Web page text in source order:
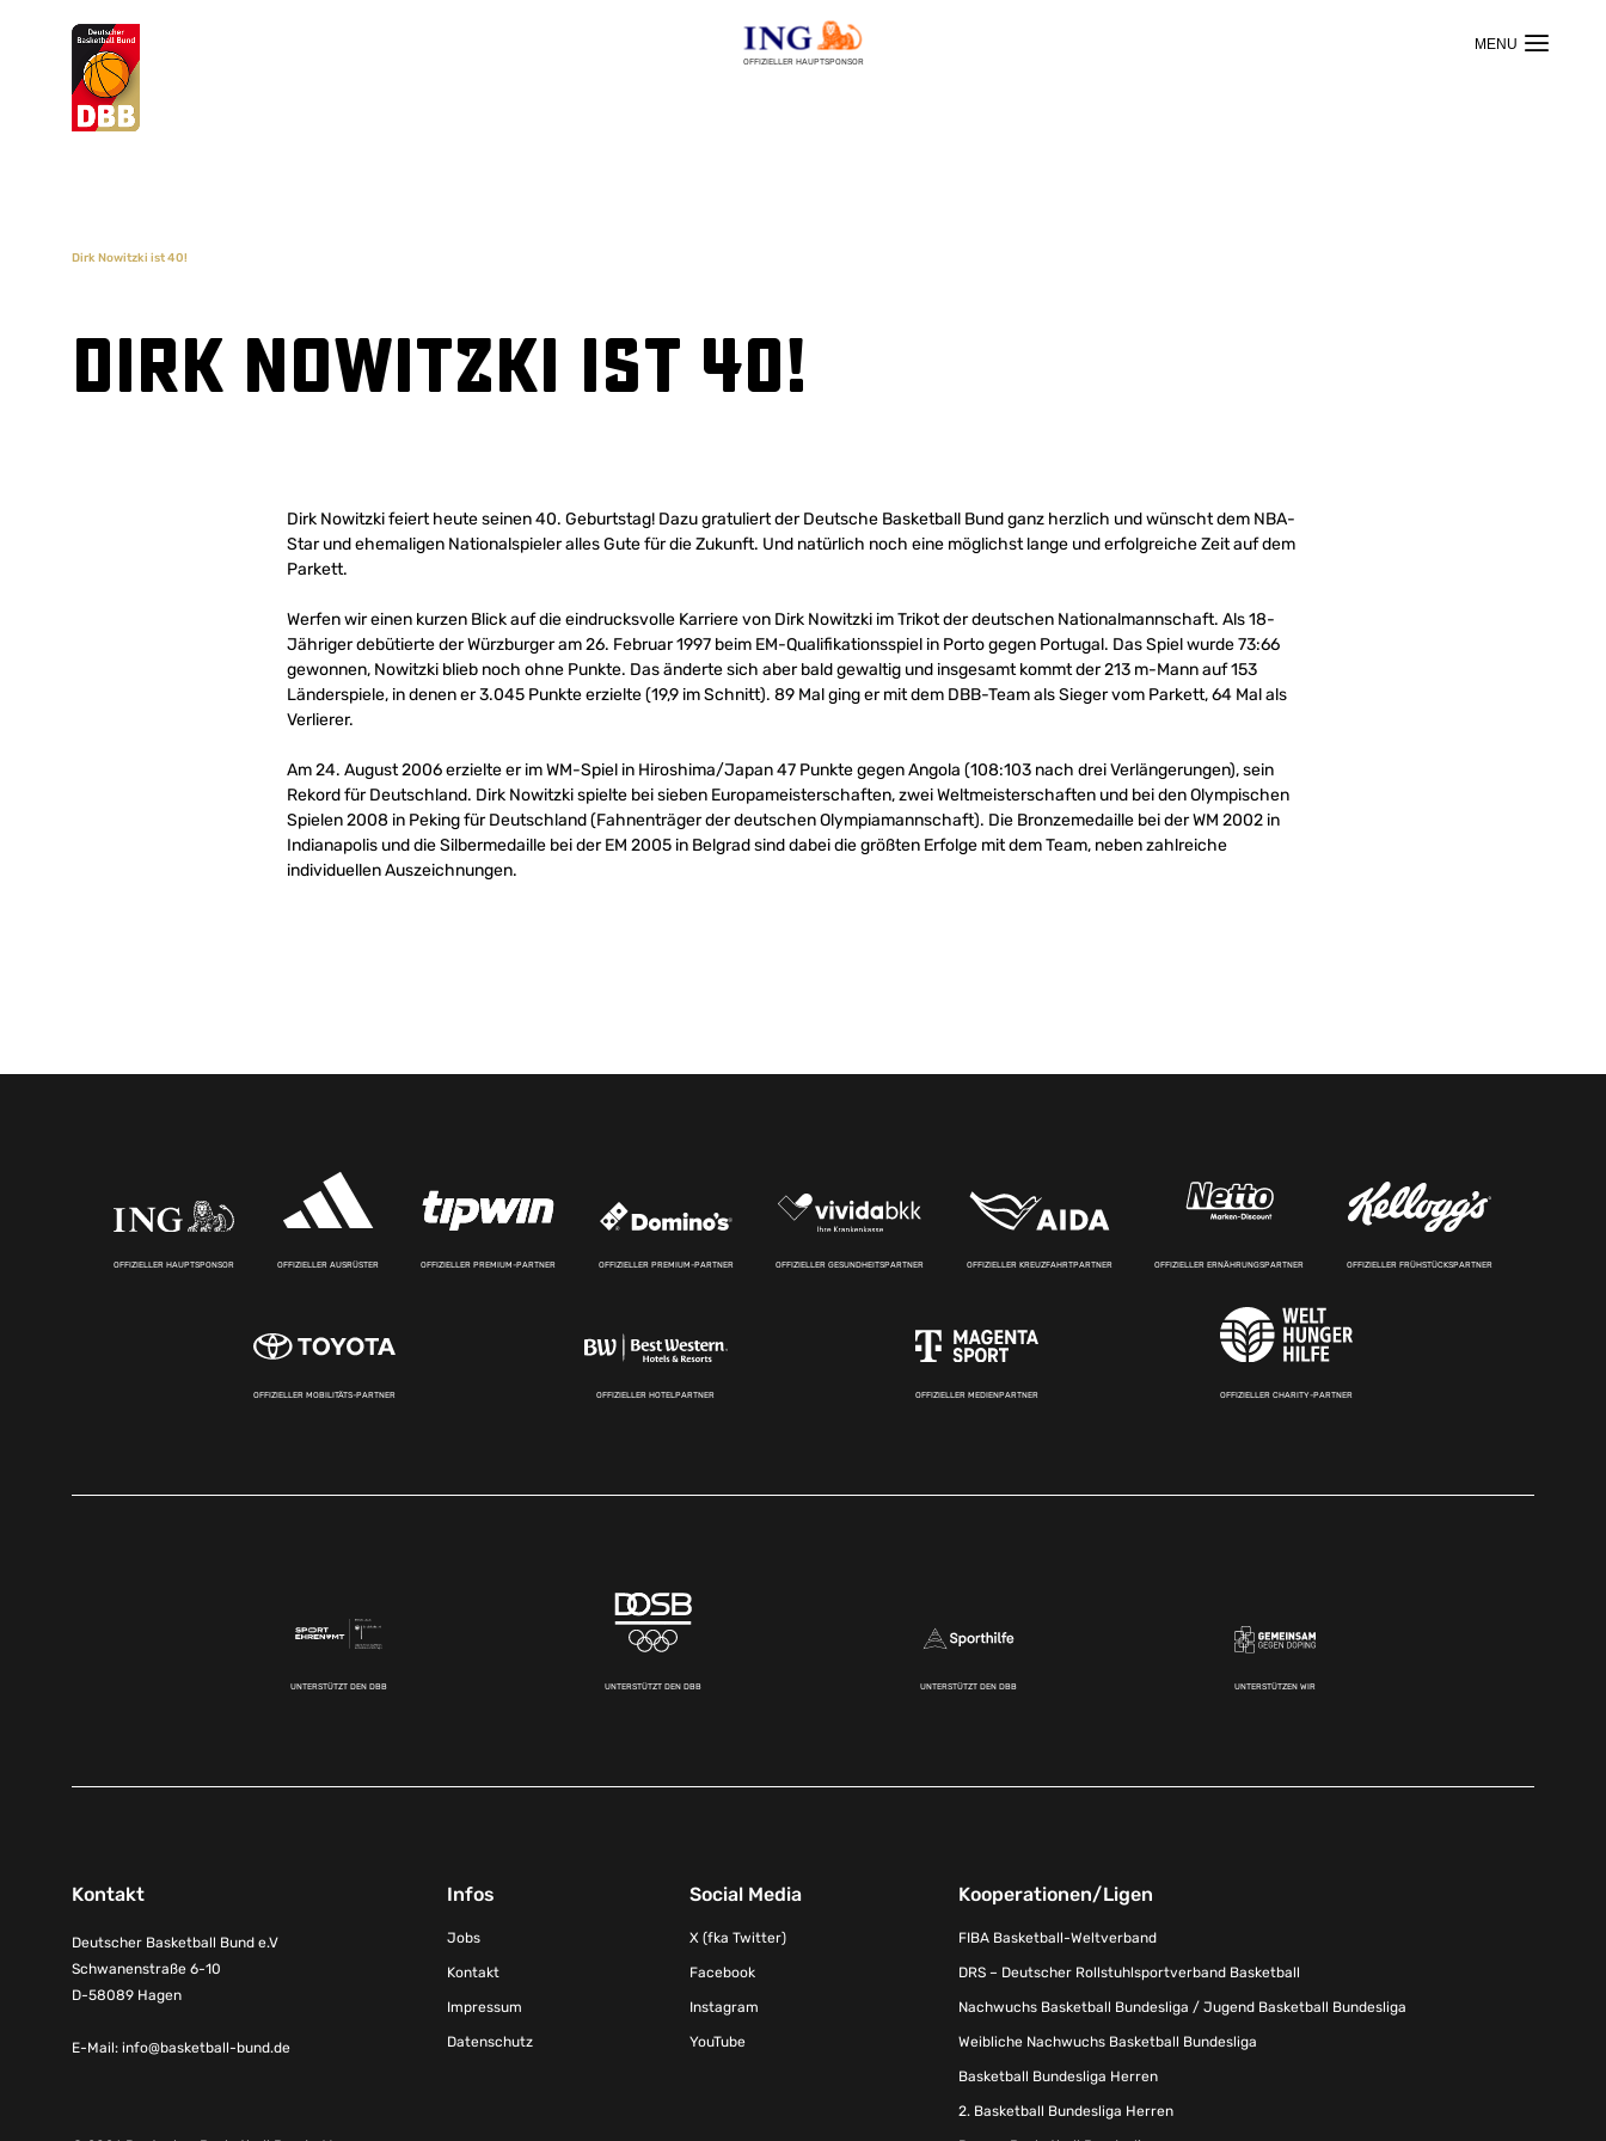
OFFIZIELLER HAUPTSPONSOR
Suchvorschläge
Dirk Nowitzki ist 40!
Dirk Nowitzki ist 40!
Dirk Nowitzki feiert heute seinen 40. Geburtstag! Dazu gratuliert der Deutsche Basketball Bund ganz herzlich und wünscht dem NBA-
Star und ehemaligen Nationalspieler alles Gute für die Zukunft. Und natürlich noch eine möglichst lange und erfolgreiche Zeit auf dem
Parkett.
Werfen wir einen kurzen Blick auf die eindrucksvolle Karriere von Dirk Nowitzki im Trikot der deutschen Nationalmannschaft. Als 18-
Jähriger debütierte der Würzburger am 26. Februar 1997 beim EM-Qualifikationsspiel in Porto gegen Portugal. Das Spiel wurde 73:66
gewonnen, Nowitzki blieb noch ohne Punkte. Das änderte sich aber bald gewaltig und insgesamt kommt der 213 m-Mann auf 153
Länderspiele, in denen er 3.045 Punkte erzielte (19,9 im Schnitt). 89 Mal ging er mit dem DBB-Team als Sieger vom Parkett, 64 Mal als
Verlierer.
Am 24. August 2006 erzielte er im WM-Spiel in Hiroshima/Japan 47 Punkte gegen Angola (108:103 nach drei Verlängerungen), sein
Rekord für Deutschland. Dirk Nowitzki spielte bei sieben Europameisterschaften, zwei Weltmeisterschaften und bei den Olympischen
Spielen 2008 in Peking für Deutschland (Fahnenträger der deutschen Olympiamannschaft). Die Bronzemedaille bei der WM 2002 in
Indianapolis und die Silbermedaille bei der EM 2005 in Belgrad sind dabei die größten Erfolge mit dem Team, neben zahlreiche
individuellen Auszeichnungen.
OFFIZIELLER HAUPTSPONSOR OFFIZIELLER AUSRÜSTER OFFIZIELLER PREMIUM-PARTNER OFFIZIELLER PREMIUM-PARTNER OFFIZIELLER GESUNDHEITSPARTNER OFFIZIELLER KREUZFAHRTPARTNER OFFIZIELLER ERNÄHRUNGSPARTNER OFFIZIELLER FRÜHSTÜCKSPARTNER
OFFIZIELLER MOBILITÄTS-PARTNER OFFIZIELLER HOTELPARTNER OFFIZIELLER MEDIENPARTNER OFFIZIELLER CHARITY-PARTNER
UNTERSTÜTZT DEN DBB UNTERSTÜTZT DEN DBB UNTERSTÜTZT DEN DBB UNTERSTÜTZEN WIR
Kontakt
Deutscher Basketball Bund e.V
Schwanenstraße 6-10
D-58089 Hagen
E-Mail: info@basketball-bund.de
Infos
Jobs
Kontakt
Impressum
Datenschutz
Social Media
X (fka Twitter)
Facebook
Instagram
YouTube
Kooperationen/Ligen
FIBA Basketball-Weltverband
DRS – Deutscher Rollstuhlsportverband Basketball
Nachwuchs Basketball Bundesliga / Jugend Basketball Bundesliga
Weibliche Nachwuchs Basketball Bundesliga
Basketball Bundesliga Herren
2. Basketball Bundesliga Herren